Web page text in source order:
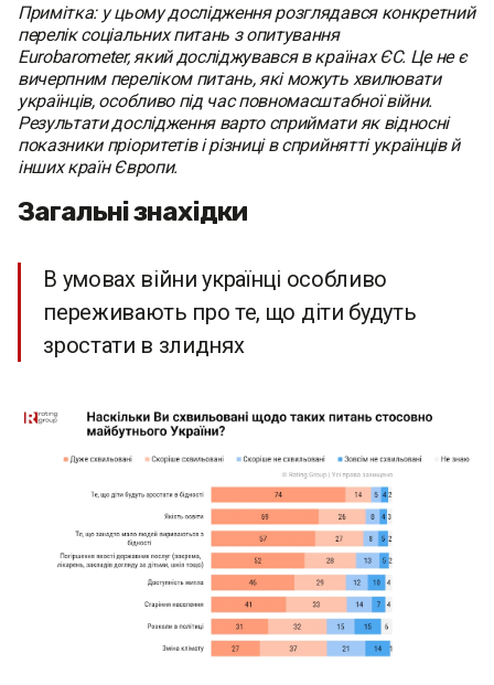
Примітка: у цьому дослідження розглядався конкретний
перелік соціальних питань з опитування
Eurobarometer, який досліджувався в країнах ЄС. Це не є
вичерпним переліком питань, які можуть хвилювати
українців, особливо під час повномасштабної війни.
Результати дослідження варто сприймати як відносні
показники пріоритетів і різниці в сприйнятті українців й
інших країн Європи.
Загальні знахідки
В умовах війни українці особливо
переживають про те, що діти будуть
зростати в злиднях